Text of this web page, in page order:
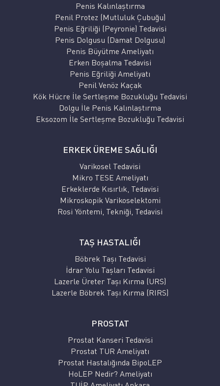
Penis Kalınlaştırma
Penil Protez (Mutluluk Çubuğu)
Penis Eğriliği (Peyronie) Tedavisi
Penis Dolgusu (Damat Dolgusu)
Penis Büyütme Ameliyatı
Erken Boşalma Tedavisi
Penis Eğriliği Ameliyatı
Penil Venöz Kaçak
Kök Hücre İle Sertleşme Bozukluğu Tedavisi
Dolgu İle Penis Kalınlaştırma
Eksozom İle Sertleşme Bozukluğu Tedavisi
ERKEK ÜREME SAĞLIĞI
Varikosel Tedavisi
Mikro TESE Ameliyatı
Erkeklerde Kısırlık, Tedavisi
Mikroskopik Varikoselektomi
Rosi Yöntemi, Tekniği, Tedavisi
TAŞ HASTALIĞI
Böbrek Taşı Tedavisi
İdrar Yolu Taşları Tedavisi
Lazerle Üreter Taşı Kırma (URS)
Lazerle Böbrek Taşı Kırma (RIRS)
PROSTAT
Prostat Kanseri Tedavisi
Prostat TUR Ameliyatı
Prostat Hastalığında BipoLEP
HoLEP Nedir? Ameliyatı